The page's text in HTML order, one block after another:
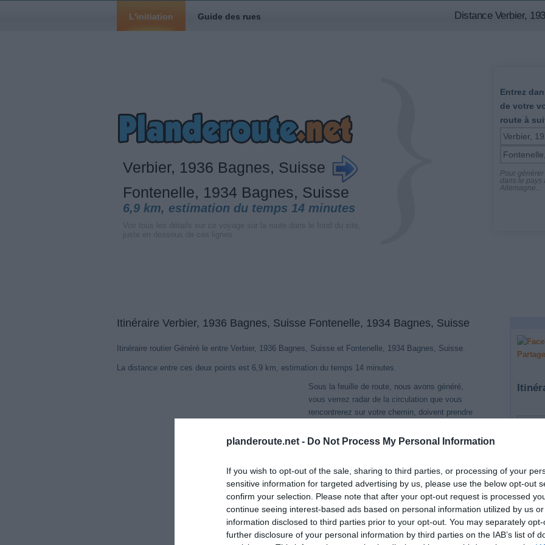
planderoute.net - Do Not Process My Personal Information
If you wish to opt-out of the sale, sharing to third parties, or processing of your
sensitive information for targeted advertising by us, please use the below opt-out
confirm your selection. Please note that after your opt-out request is processed
continue seeing interest-based ads based on personal information utilized by us
information disclosed to third parties prior to your opt-out. You may separately
further disclosure of your personal information by third parties on the IAB’s list of
Distance Verbier,
L'initiation Guide des rues
Verbier, 1936 Bagnes, Suisse
Fontenelle, 1934 Bagnes, Suisse
6,9 km, estimation du temps 14 minutes
Entrez
de votre
route à
Pour
dans le pays
Allemagne...
Itinéraire Verbier, 1936 Bagnes, Suisse Fontenelle, 1934 Bagnes, Suisse
Itinéraire routier Généré le entre Verbier, 1936 Bagnes, Suisse et Fontenelle, 1934 Bagnes, Suisse.
La distance entre ces deux points est 6,9 km, estimation du temps 14 minutes.
Sous la feuille de route, nous avons généré,
vous verrez radar de la circulation que vous
rencontrerez sur votre chemin, doivent prendre
base de données quotidiennement, il est
Bagnes, Suisse montrent pas encore de.
Si pour une raison quelconque vous voyez que
quelque chose va mal ou qui pourraient être
améliorés ou voulez juste faire des
commentaires sur ce voyage, vous pouvez le
1.
2.